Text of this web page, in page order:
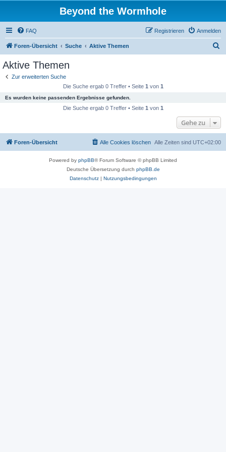
Beyond the Wormhole
FAQ Anmelden
Registrieren
Foren-Übersicht Suche Aktive Themen
Aktive Themen
Zur erweiterten Suche
Die Suche ergab 0 Treffer • Seite 1 von 1
Es wurden keine passenden Ergebnisse gefunden.
Die Suche ergab 0 Treffer • Seite 1 von 1
Gehe zu
Foren-Übersicht Alle Zeiten sind UTC+02:00
Alle Cookies löschen
Powered by phpBB® Forum Software © phpBB Limited
Deutsche Übersetzung durch phpBB.de
Datenschutz| Nutzungsbedingungen